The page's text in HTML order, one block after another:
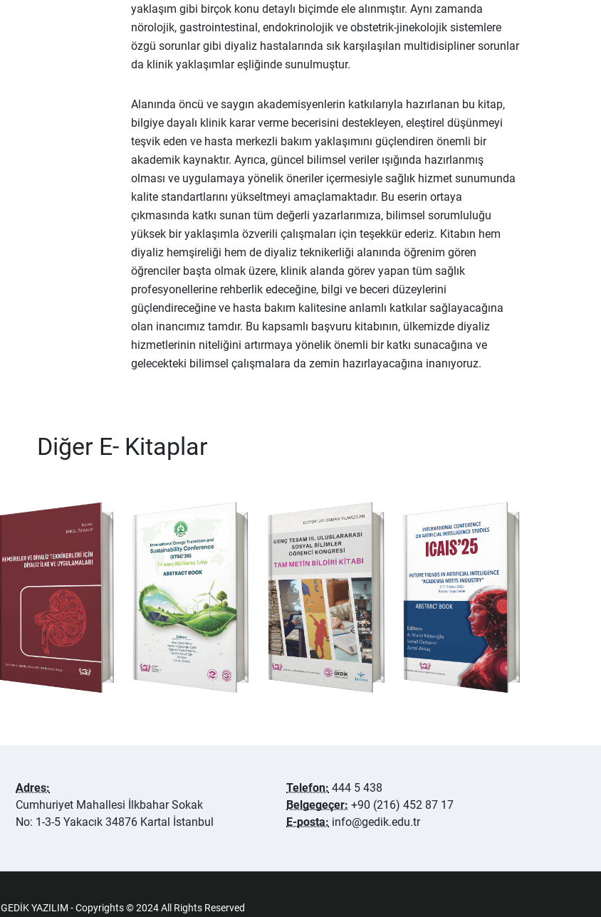
yaklaşım gibi birçok konu detaylı biçimde ele alınmıştır. Aynı zamanda
nörolojik, gastrointestinal, endokrinolojik ve obstetrik-jinekolojik sistemlere
özgü sorunlar gibi diyaliz hastalarında sık karşılaşılan multidisipliner sorunlar
da klinik yaklaşımlar eşliğinde sunulmuştur.
Alanında öncü ve saygın akademisyenlerin katkılarıyla hazırlanan bu kitap,
bilgiye dayalı klinik karar verme becerisini destekleyen, eleştirel düşünmeyi
teşvik eden ve hasta merkezli bakım yaklaşımını güçlendiren önemli bir
akademik kaynaktır. Ayrıca, güncel bilimsel veriler ışığında hazırlanmış
olması ve uygulamaya yönelik öneriler içermesiyle sağlık hizmet sunumunda
kalite standartlarını yükseltmeyi amaçlamaktadır. Bu eserin ortaya
çıkmasında katkı sunan tüm değerli yazarlarımıza, bilimsel sorumluluğu
yüksek bir yaklaşımla özverili çalışmaları için teşekkür ederiz. Kitabın hem
diyaliz hemşireliği hem de diyaliz teknikerliği alanında öğrenim gören
öğrenciler başta olmak üzere, klinik alanda görev yapan tüm sağlık
profesyonellerine rehberlik edeceğine, bilgi ve beceri düzeylerini
güçlendireceğine ve hasta bakım kalitesine anlamlı katkılar sağlayacağına
olan inancımız tamdır. Bu kapsamlı başvuru kitabının, ülkemizde diyaliz
hizmetlerinin niteliğini artırmaya yönelik önemli bir katkı sunacağına ve
gelecekteki bilimsel çalışmalara da zemin hazırlayacağına inanıyoruz.
Diğer E- Kitaplar
Adres:
Cumhuriyet Mahallesi İlkbahar Sokak
No: 1-3-5 Yakacık 34876 Kartal İstanbul
Telefon: 444 5 438
Belgegeçer: +90 (216) 452 87 17
E-posta: info@gedik.edu.tr
GEDİK YAZILIM - Copyrights © 2024 All Rights Reserved